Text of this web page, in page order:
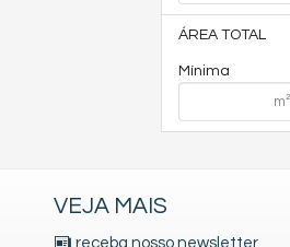
ÁREA TOTAL
Mínima
VEJA MAIS
receba nosso newsletter